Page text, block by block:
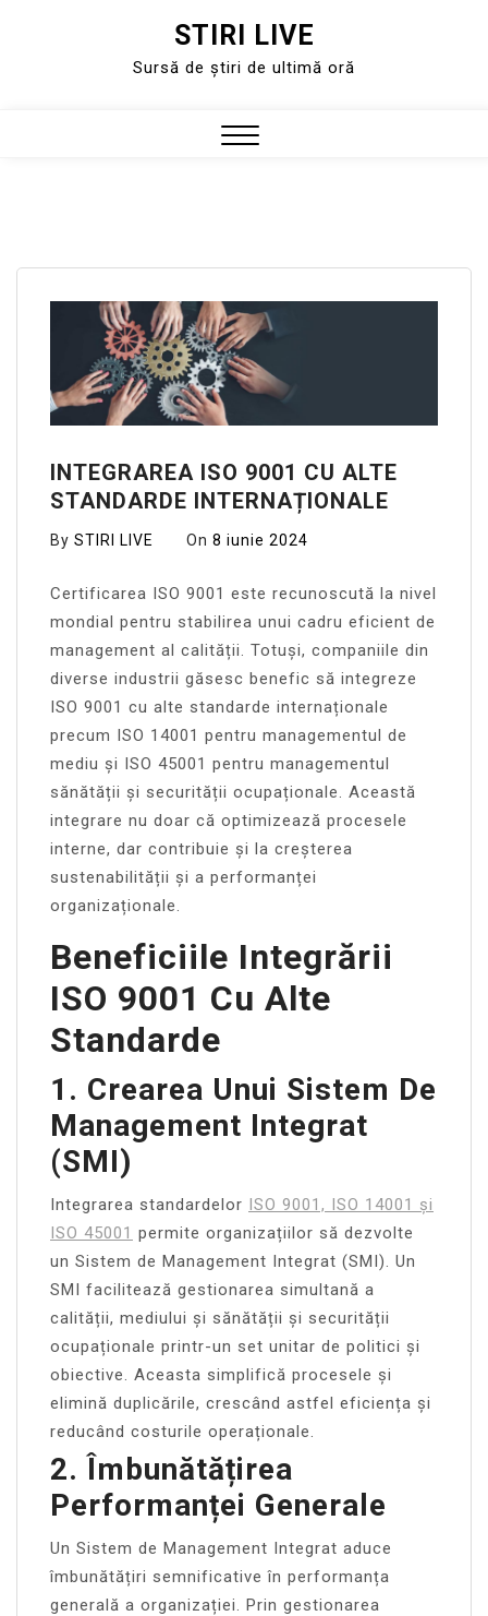
STIRI LIVE
Sursă de știri de ultimă oră
INTEGRAREA ISO 9001 CU ALTE
STANDARDE INTERNAȚIONALE
By STIRI LIVE On 8 iunie 2024
Certificarea ISO 9001 este recunoscută la nivel
mondial pentru stabilirea unui cadru eficient de
management al calității. Totuși, companiile din
diverse industrii găsesc benefic să integreze
ISO 9001 cu alte standarde internaționale
precum ISO 14001 pentru managementul de
mediu și ISO 45001 pentru managementul
sănătății și securității ocupaționale. Această
integrare nu doar că optimizează procesele
interne, dar contribuie și la creșterea
sustenabilității și a performanței
organizaționale.
Beneficiile Integrării
ISO 9001 Cu Alte
Standarde
1. Crearea Unui Sistem De
Management Integrat
(SMI)
Integrarea standardelor ISO 9001, ISO 14001 și
ISO 45001 permite organizațiilor să dezvolte
un Sistem de Management Integrat (SMI). Un
SMI facilitează gestionarea simultană a
calității, mediului și sănătății și securității
ocupaționale printr-un set unitar de politici și
obiective. Aceasta simplifică procesele și
elimină duplicările, crescând astfel eficiența și
reducând costurile operaționale.
2. Îmbunătățirea
Performanței Generale
Un Sistem de Management Integrat aduce
îmbunătățiri semnificative în performanța
generală a organizației. Prin gestionarea